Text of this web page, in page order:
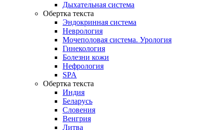
Дыхательная система
Обертка текста
Эндокринная система
Неврология
Мочеполовая система. Урология
Гинекология
Болезни кожи
Нефрология
SPA
Обертка текста
Индия
Беларусь
Словения
Венгрия
Литва